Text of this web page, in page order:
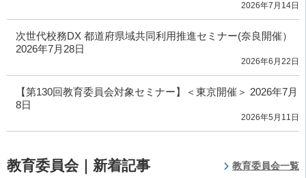
2026年7月14日
次世代校務DX 都道府県域共同利用推進セミナー(奈良開催）
2026年7月28日
2026年6月22日
【第130回教育委員会対象セミナー】＜東京開催＞ 2026年7月
8日
2026年5月11日
教育委員会｜新着記事 教育委員会一覧